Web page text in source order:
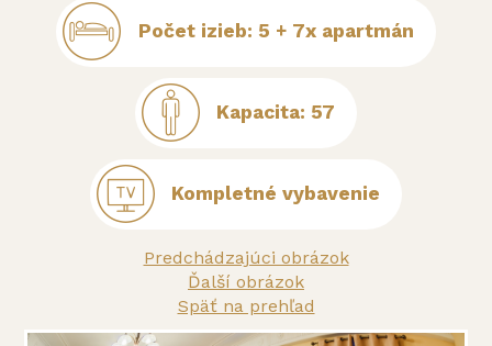
Počet izieb: 5 + 7x apartmán
Kapacita: 57
Kompletné vybavenie
Predchádzajúci obrázok
Ďalší obrázok
Späť na prehľad